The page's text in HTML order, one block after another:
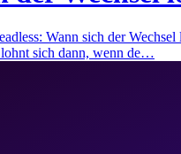
Wann sich der
lohnt sich dann, wenn de…